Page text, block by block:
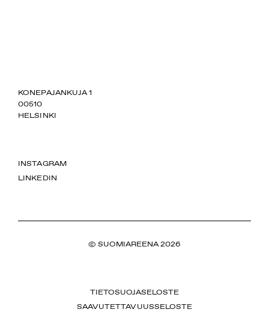
SUOMIAREENA
KONEPAJANKUJA 1
00510
HELSINKI
INSTAGRAM
LINKEDIN
© SUOMIAREENA 2026
TIETOSUOJASELOSTE
SAAVUTETTAVUUSSELOSTE